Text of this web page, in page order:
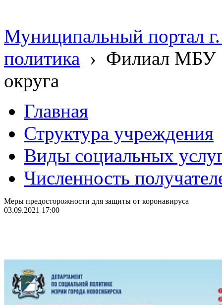
Муниципальный портал
политика › Филиал МБУ
округа
Главная
Структура учреждения
Виды социальных
Численность
Меры предосторожности для защиты от коронавируса
03.09.2021 17:00